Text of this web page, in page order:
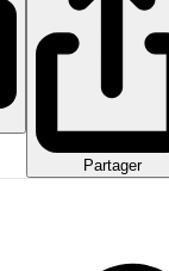
Partager